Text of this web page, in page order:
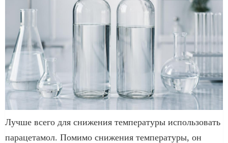
Лучше всего для снижения температуры использовать
парацетамол. Помимо снижения температуры, он